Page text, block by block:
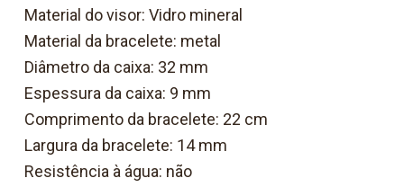
Material do visor: Vidro mineral
Material da bracelete: metal
Diâmetro da caixa: 32 mm
Espessura da caixa: 9 mm
Comprimento da bracelete: 22 cm
Largura da bracelete: 14 mm
Resistência à água: não